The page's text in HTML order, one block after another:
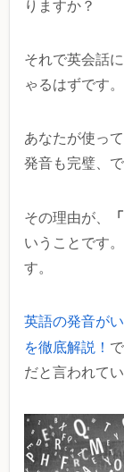
りますか？
それで英会話
ゃるはずです。
あなたが使っ
発音も完璧、
その理由が、
いうことです
す。
英語の発音が
を徹底解説！
だと言われてい